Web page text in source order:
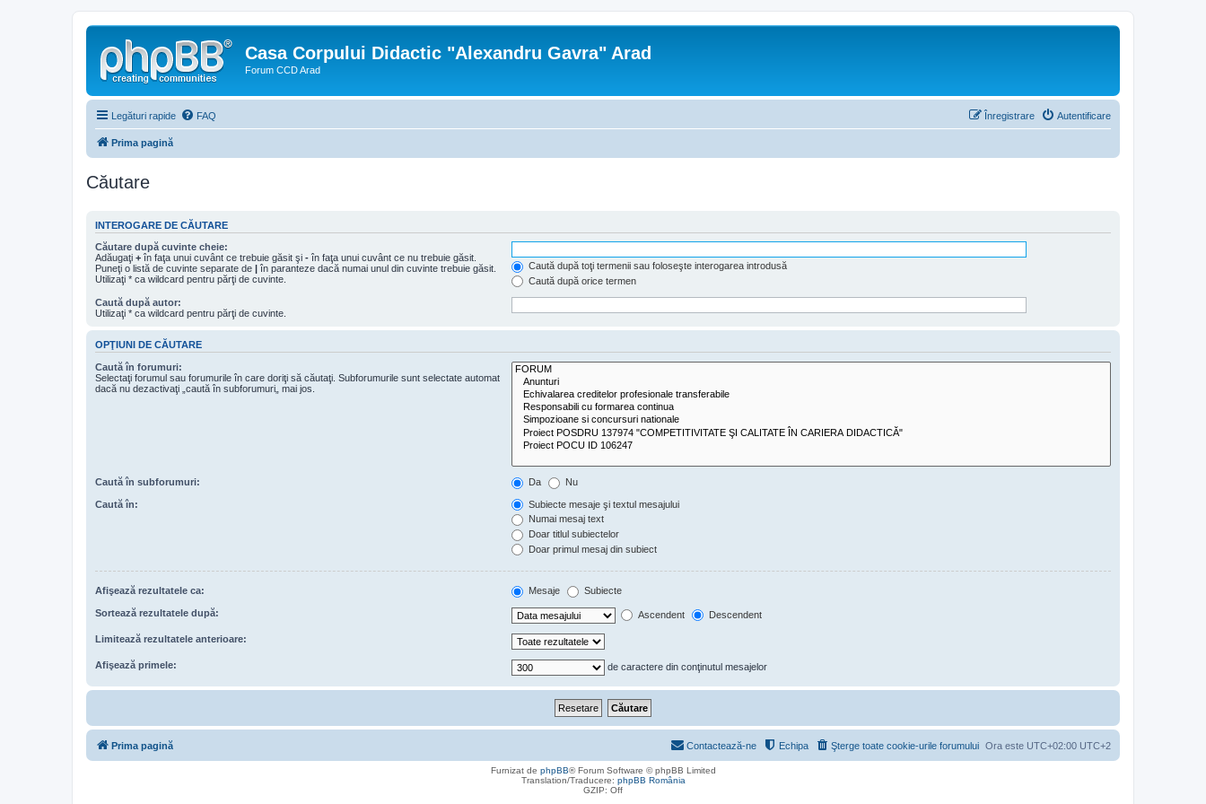
Casa Corpului Didactic "Alexandru Gavra" Arad
Forum CCD Arad
Legături rapide FAQ Autentificare
Înregistrare
Prima pagină
Căutare
INTEROGARE DE CĂUTARE
Căutare după cuvinte cheie:
Adăugaţi + în faţa unui cuvânt ce trebuie găsit şi - în faţa unui cuvânt ce nu trebuie găsit.
Puneţi o listă de cuvinte separate de | în paranteze dacă numai unul din cuvinte trebuie găsit.
Utilizaţi * ca wildcard pentru părţi de cuvinte.
Caută după toţi termenii sau foloseşte interogarea introdusă
Caută după orice termen
Caută după autor:
Utilizaţi * ca wildcard pentru părţi de cuvinte.
OPŢIUNI DE CĂUTARE
Caută în forumuri:
Selectaţi forumul sau forumurile în care doriţi să căutaţi. Subforumurile sunt selectate automat
dacă nu dezactivaţi „caută în subforumuri„ mai jos.
Caută în subforumuri: Da Nu
Caută în:
Subiecte mesaje şi textul mesajului
Numai mesaj text
Doar titlul subiectelor
Doar primul mesaj din subiect
Afişează rezultatele ca: Mesaje Subiecte
Sortează rezultatele după: Ascendent Descendent
Limitează rezultatele anterioare:
Afişează primele: de caractere din conţinutul mesajelor
Prima pagină Ora este UTC+02:00 UTC+2
Şterge toate cookie-urile forumului
Echipa
Contactează-ne
Furnizat de phpBB® Forum Software © phpBB Limited
Translation/Traducere: phpBB România
GZIP: Off